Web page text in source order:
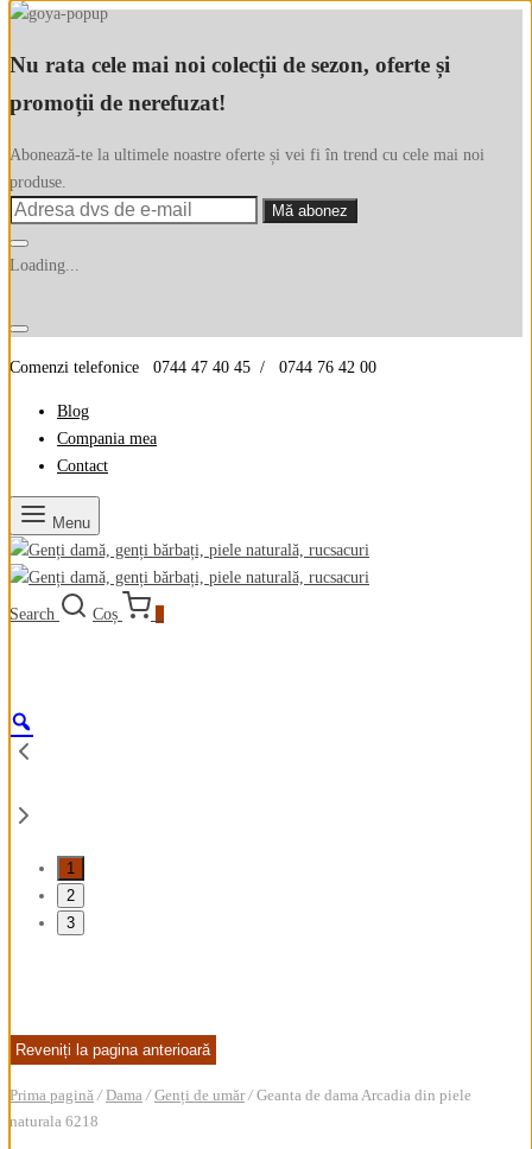
Nu rata cele mai noi colecții de sezon, oferte și
promoții de nerefuzat!
Abonează-te la ultimele noastre oferte și vei fi în trend cu cele mai noi
produse.
Loading...
Comenzi telefonice 0744 47 40 45 / 0744 76 42 00
Blog
Compania mea
Contact
Menu
Search Coș
1
2
3
Prima pagină / Dama / Genți de umăr /Geanta de dama Arcadia din piele
naturala 6218